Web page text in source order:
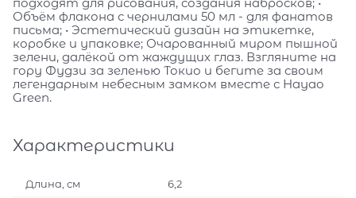
Объём флакона с чернилами 50 мл - для фанатов
письма; • Эстетический дизайн на этикетке,
коробке и упаковке; Очарованный миром пышной
зелени, далёкой от жаждущих глаз. Взгляните на
гору Фудзи за зеленью Токио и бегите за своим
легендарным небесным замком вместе с Hayao
Green.
Характеристики
Длина, см 6,2